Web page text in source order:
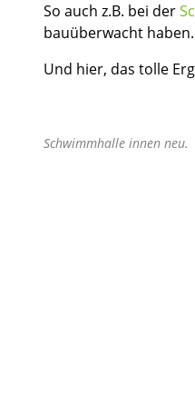
So auch z.B. bei der
bauüberwacht haben.
Und hier, das tolle
Schwimmhalle innen neu.